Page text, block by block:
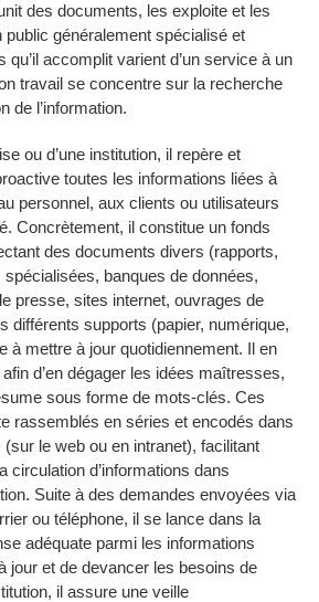
des documents, les exploite et les
public généralement spécialisé et
qu’il accomplit varient d’un service à un
travail se concentre sur la recherche
de l’information.
ou d’une institution, il repère et
toutes les informations liées à
personnel, aux clients ou utilisateurs
Concrètement, il constitue un fonds
des documents divers (rapports,
banques de données,
presse, sites internet, ouvrages de
différents supports (papier, numérique,
à mettre à jour quotidiennement. Il en
d’en dégager les idées maîtresses,
sous forme de mots-clés. Ces
rassemblés en séries et encodés dans
le web ou en intranet), facilitant
circulation d’informations dans
Suite à des demandes envoyées via
ou téléphone, il se lance dans la
adéquate parmi les informations
jour et de devancer les besoins de
il assure une veille